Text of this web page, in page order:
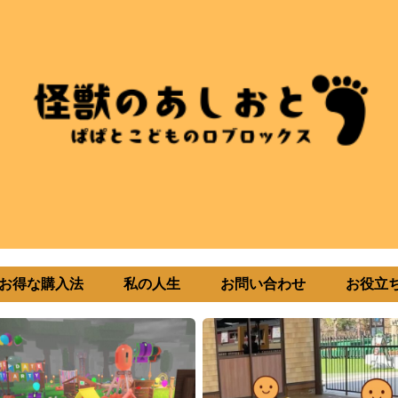
得な購入法 私の人生 お問い合わせ お役立